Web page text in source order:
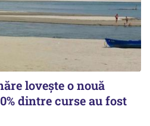
lovește o nouă
dintre curse au fost